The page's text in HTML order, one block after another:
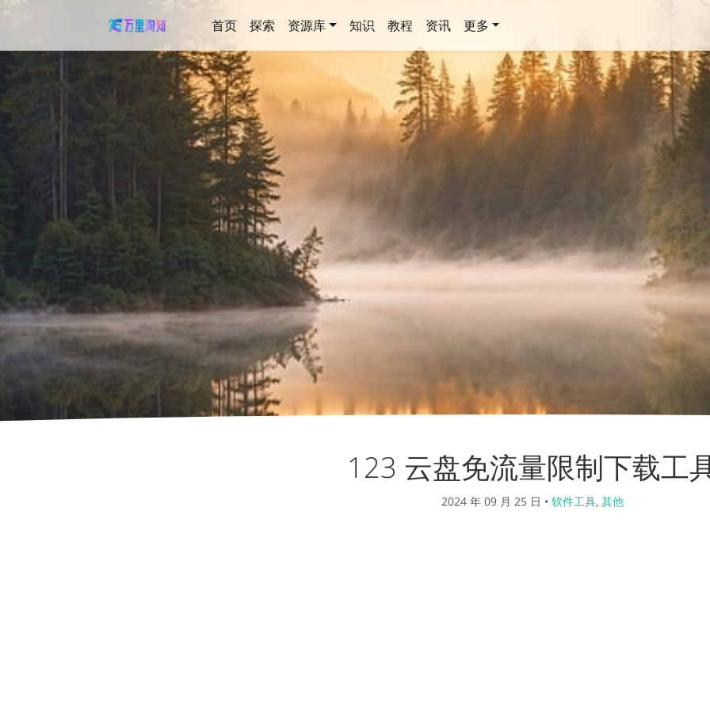
首页 探索 资源库 知识 教程 资讯 更多
123 云盘免流量限制下载工
2024 年 09 月 25 日 • 软件工具, 其他